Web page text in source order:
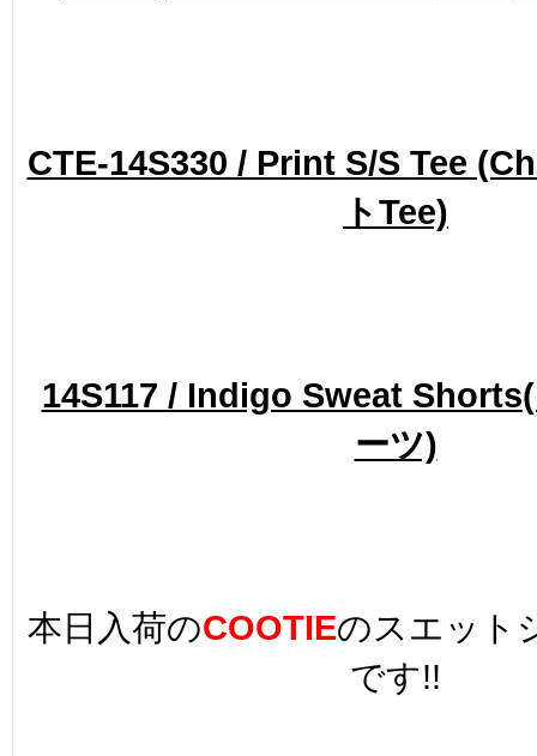
CTE-14S330 / Print S/S Tee
トTee)
14S117 / Indigo Sweat Shorts
ーツ)
本日入荷のCOOTIEのスエット
です!!